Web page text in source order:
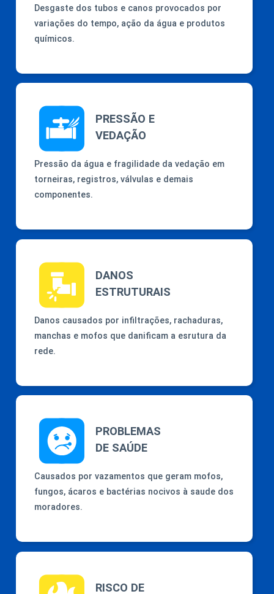
Desgaste dos tubos e canos provocados por
variações do tempo, ação da água e produtos
químicos.
PRESSÃO E
VEDAÇÃO
Pressão da água e fragilidade da vedação em
torneiras, registros, válvulas e demais
componentes.
DANOS
ESTRUTURAIS
Danos causados por infiltrações, rachaduras,
manchas e mofos que danificam a esrutura da
rede.
PROBLEMAS
DE SAÚDE
Causados por vazamentos que geram mofos,
fungos, ácaros e bactérias nocivos à saude dos
moradores.
RISCO DE